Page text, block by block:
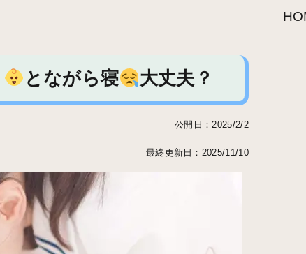
とながら寝 大丈夫？
公開日：2025/2/2
最終更新日：2025/11/10